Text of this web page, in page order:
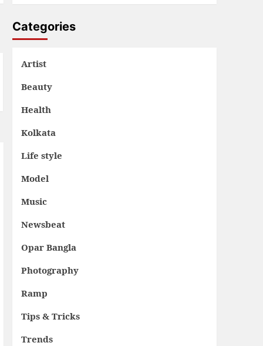
Categories
Artist
Beauty
Health
Kolkata
Life style
Model
Music
Newsbeat
Opar Bangla
Photography
Ramp
Tips & Tricks
Trends